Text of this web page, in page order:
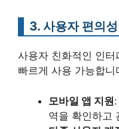
3. 사용자 편의성
사용자 친화적인 인
빠르게 사용 가능합니
모바일 앱 지원
역을 확인하고